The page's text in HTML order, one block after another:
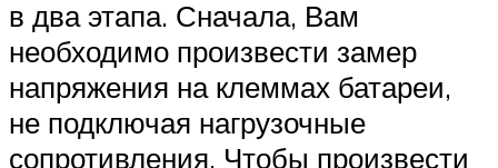
в два этапа. Сначала, Вам
необходимо произвести замер
напряжения на клеммах батареи,
не подключая нагрузочные
сопротивления. Чтобы произвести